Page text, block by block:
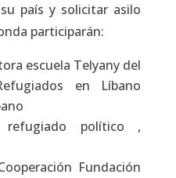
país y solicitar asilo
participarán:
escuela Telyany del
en Líbano
refugiado político ,
Fundación